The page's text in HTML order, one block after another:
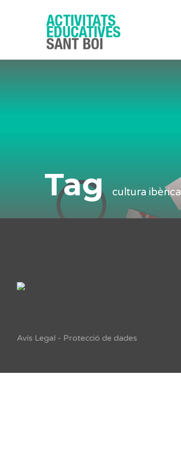
Tag cultura ibèrica
Avís Legal - Protecció de dades